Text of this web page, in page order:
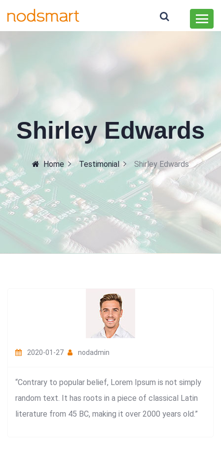
Shirley Edwards
Home Testimonial Shirley Edwards
2020-01-27 nodadmin
“Contrary to popular belief, Lorem Ipsum is not simply
random text. It has roots in a piece of classical Latin
literature from 45 BC, making it over 2000 years old.”